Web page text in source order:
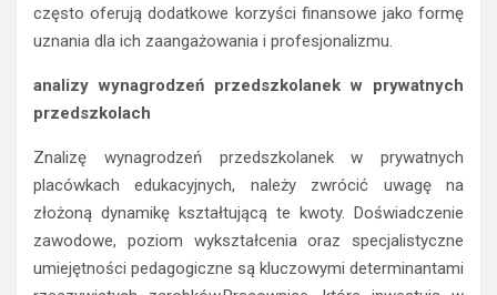
często oferują dodatkowe korzyści finansowe jako formę
uznania dla ich zaangażowania i profesjonalizmu.
analizy wynagrodzeń przedszkolanek w prywatnych
przedszkolach
Znalizę wynagrodzeń przedszkolanek w prywatnych
placówkach edukacyjnych, należy zwrócić uwagę na
złożoną dynamikę kształtującą te kwoty. Doświadczenie
zawodowe, poziom wykształcenia oraz specjalistyczne
umiejętności pedagogiczne są kluczowymi determinantami